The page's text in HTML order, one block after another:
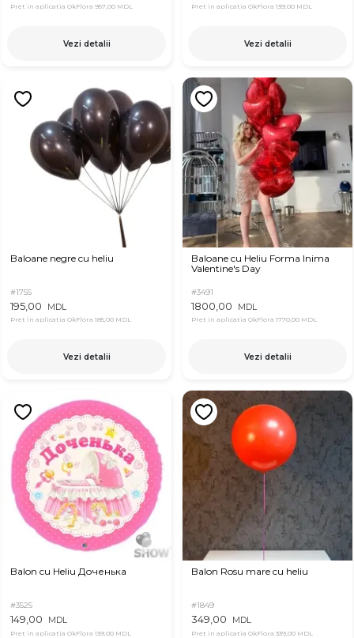
Pret in aplicatia OkFlora 957,00 MDL
Vezi detalii
Pret in aplicatia OkFlora 139,00 MDL
Vezi detalii
Baloane negre cu heliu
#1755
195,00 MDL
Pret in aplicatia OkFlora 185,00 MDL
Vezi detalii
Baloane cu Heliu Forma Inima
Valentine's Day
#3491
1800,00 MDL
Pret in aplicatia OkFlora 1770,00 MDL
Vezi detalii
Balon cu Heliu Доченька
#3525
149,00 MDL
Pret in aplicatia OkFlora 139,00 MDL
Balon Rosu mare cu heliu
#1849
349,00 MDL
Pret in aplicatia OkFlora 339,00 MDL